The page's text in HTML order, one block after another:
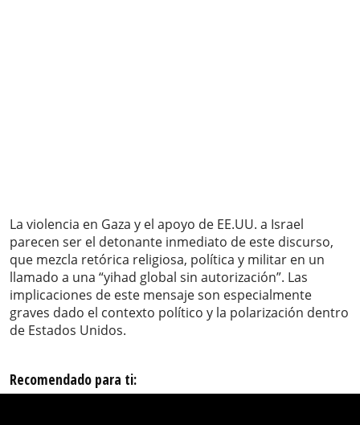
La violencia en Gaza y el apoyo de EE.UU. a Israel
parecen ser el detonante inmediato de este discurso,
que mezcla retórica religiosa, política y militar en un
llamado a una “yihad global sin autorización”. Las
implicaciones de este mensaje son especialmente
graves dado el contexto político y la polarización dentro
de Estados Unidos.
Recomendado para ti: